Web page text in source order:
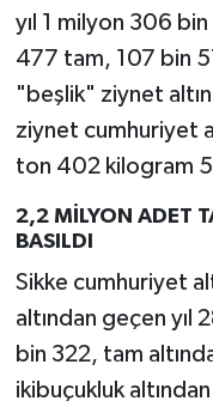
yıl 1 milyon 306
477 tam, 107 bin
"beşlik" ziynet
ziynet cumhuriyet
ton 402 kilogram
2,2 MİLYON ADET
BASILDI
Sikke cumhuriyet
altından geçen yıl
bin 322, tam
ikibuçukluk